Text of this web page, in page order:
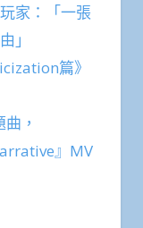
家：「一張
」
篇》
，
』MV